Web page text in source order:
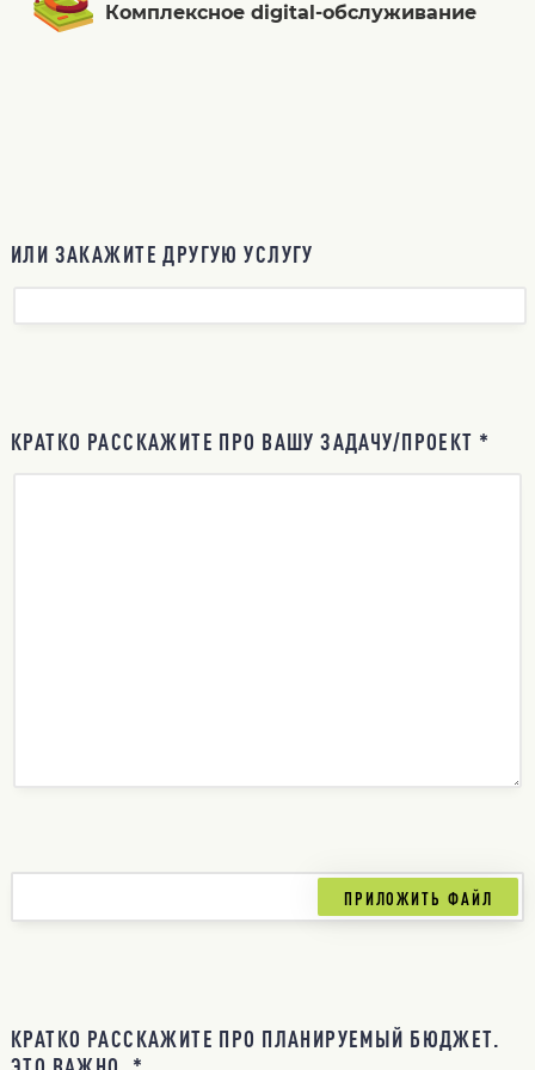
Комплексное digital-обслуживание
ИЛИ ЗАКАЖИТЕ ДРУГУЮ УСЛУГУ
КРАТКО РАССКАЖИТЕ ПРО ВАШУ ЗАДАЧУ/ПРОЕКТ *
КРАТКО РАССКАЖИТЕ ПРО ПЛАНИРУЕМЫЙ БЮДЖЕТ.